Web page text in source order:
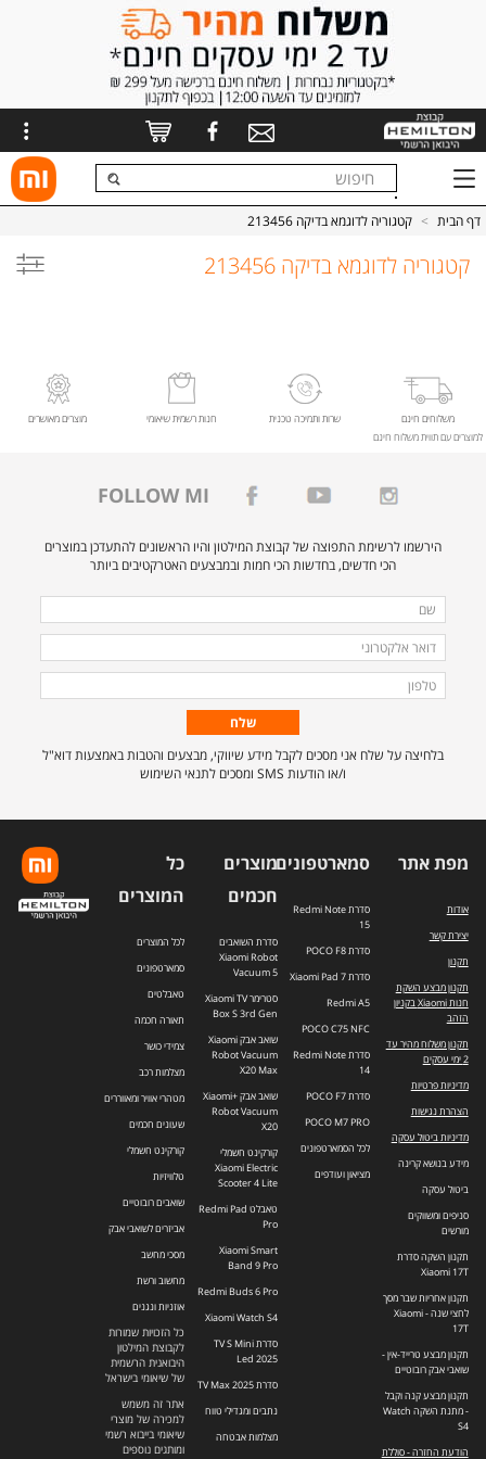
דף הבית > קטגוריה לדוגמא בדיקה 213456
קטגוריה לדוגמא בדיקה 213456
משלוחים חינם
למוצרים עם תווית משלוח חינם
שרות ותמיכה טכנית חנות רשמית שיאומי מוצרים מאושרים
FOLLOW MI
הירשמו לרשימת התפוצה של קבוצת המילטון והיו הראשונים להתעדכן במוצרים
הכי חדשים, בחדשות הכי חמות ובמבצעים האטרקטיבים ביותר
מלאו
את
הפרטים
הבאים
לרשימת
שם
דואר
אלקטרוני
טלפון
בלחיצה על שלח אני מסכים לקבל מידע שיווקי, מבצעים והטבות באמצעות דוא"ל
ו/או הודעות SMS ומסכים לתנאי השימוש
מפת אתר
אודות
יצירת קשר
תקנון
תקנון מבצע השקת
חנות Xiaomi בקניון
הזהב
תקנון משלוח מהיר עד
2 ימי עסקים
מדיניות פרטיות
הצהרת נגישות
מדיניות ביטול עסקה
מידע בנושא קרינה
ביטול עסקה
סניפים ומשווקים
מורשים
תקנון השקה סדרת
Xiaomi 17T
תקנון אחריות שבר מסך
לחצי שנה - Xiaomi
17T
תקנון מבצע טרייד-אין -
שואבי אבק רובוטיים
תקנון מבצע קנה וקבל
- מתנת השקה Watch
S4
הודעת החזרה - סוללת
סמארטפונים
סדרת Redmi Note
15
סדרת POCO F8
סדרת Xiaomi Pad 7
Redmi A5
POCO C75 NFC
סדרת Redmi Note
14
סדרת POCO F7
POCO M7 PRO
לכל הסמארטפונים
מציאון ועודפים
מוצרים
חכמים
סדרת השואבים
Xiaomi Robot
Vacuum 5
סטרימר Xiaomi TV
Box S 3rd Gen
שואב אבק Xiaomi
Robot Vacuum
X20 Max
שואב אבק +Xiaomi
Robot Vacuum
X20
קורקינט חשמלי
Xiaomi Electric
Scooter 4 Lite
טאבלט Redmi Pad
Pro
Xiaomi Smart
Band 9 Pro
Redmi Buds 6 Pro
Xiaomi Watch S4
סדרת TV S Mini
Led 2025
סדרת TV Max 2025
נתבים ומגדילי טווח
מצלמות אבטחה
כל
המוצרים
לכל המוצרים
סמארטפונים
טאבלטים
תאורה חכמה
צמידי כושר
מצלמות רכב
מטהרי אוויר ומאווררים
שעונים חכמים
קורקינט חשמלי
טלוויזיות
שואבים רובוטיים
אביזרים לשואבי אבק
מסכי מחשב
מחשוב ורשת
אוזניות ונגנים
כל הזכויות שמורות
לקבוצת המילטון
היבואנית הרשמית
של שיאומי בישראל
אתר זה משמש
למכירה של מוצרי
שיאומי בייבוא רשמי
ומותגים נוספים